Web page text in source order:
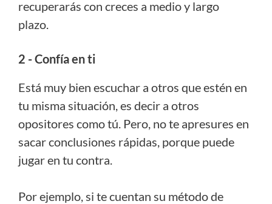
recuperarás con creces a medio y largo
plazo.
2 - Confía en ti
Está muy bien escuchar a otros que estén en
tu misma situación, es decir a otros
opositores como tú. Pero, no te apresures en
sacar conclusiones rápidas, porque puede
jugar en tu contra.
Por ejemplo, si te cuentan su método de